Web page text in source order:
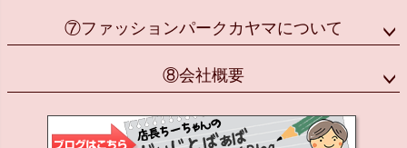
⑦ファッションパークカヤマについて
⑧会社概要